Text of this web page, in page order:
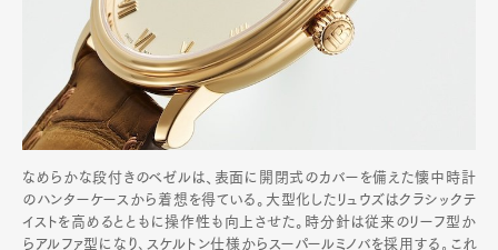
なめらかな段付きのベゼルは、表面に開閉式のカバーを備えた懐中時計
のハンターケースから着想を得ている。大型化したリュウズはクラシックテ
イストを高めるとともに操作性も向上させた。時分針は従来のリーフ型か
らアルファ型になり､スケルトン仕様からスーパールミノバを採用する｡これ